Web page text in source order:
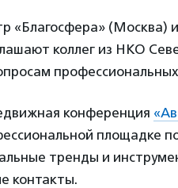
«Благосфера» (Москва)
коллег из НКО
конференция
площадке
тренды и
контакты.